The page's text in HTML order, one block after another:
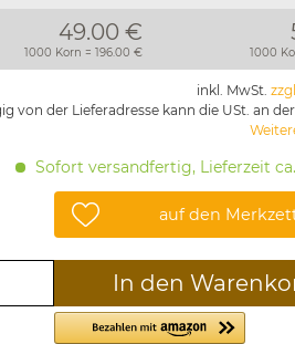
49.00 €
1000 Korn = 196.00 € 1000
inkl. MwSt.
von der Lieferadresse kann die USt. an
Sofort versandfertig, Lieferzeit
auf den
In den